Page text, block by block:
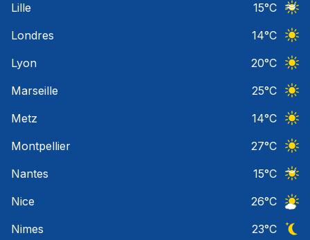
Lille
15°C
Londres
14°C
Lyon
20°C
Marseille
25°C
Metz
14°C
Montpellier
27°C
Nantes
15°C
Nice
26°C
Nimes
23°C